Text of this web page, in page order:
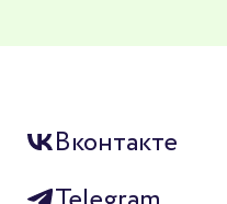
Вконтакте